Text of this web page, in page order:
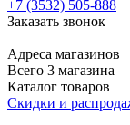
+7 (3532) 505-888
Заказать звонок
Адреса магазинов
Всего 3 магазина
Каталог товаров
Скидки и